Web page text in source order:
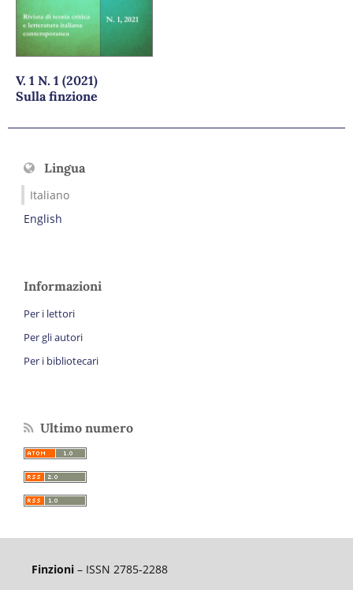
V. 1 N. 1 (2021)
Sulla finzione
Lingua
Italiano
English
Informazioni
Per i lettori
Per gli autori
Per i bibliotecari
Ultimo numero
Finzioni– ISSN 2785-2288